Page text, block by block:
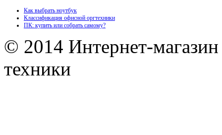
Как выбрать ноутбук
Классификация офисной оргтехники
ПК: купить или собрать самому?
© 2014 Интернет-
техники